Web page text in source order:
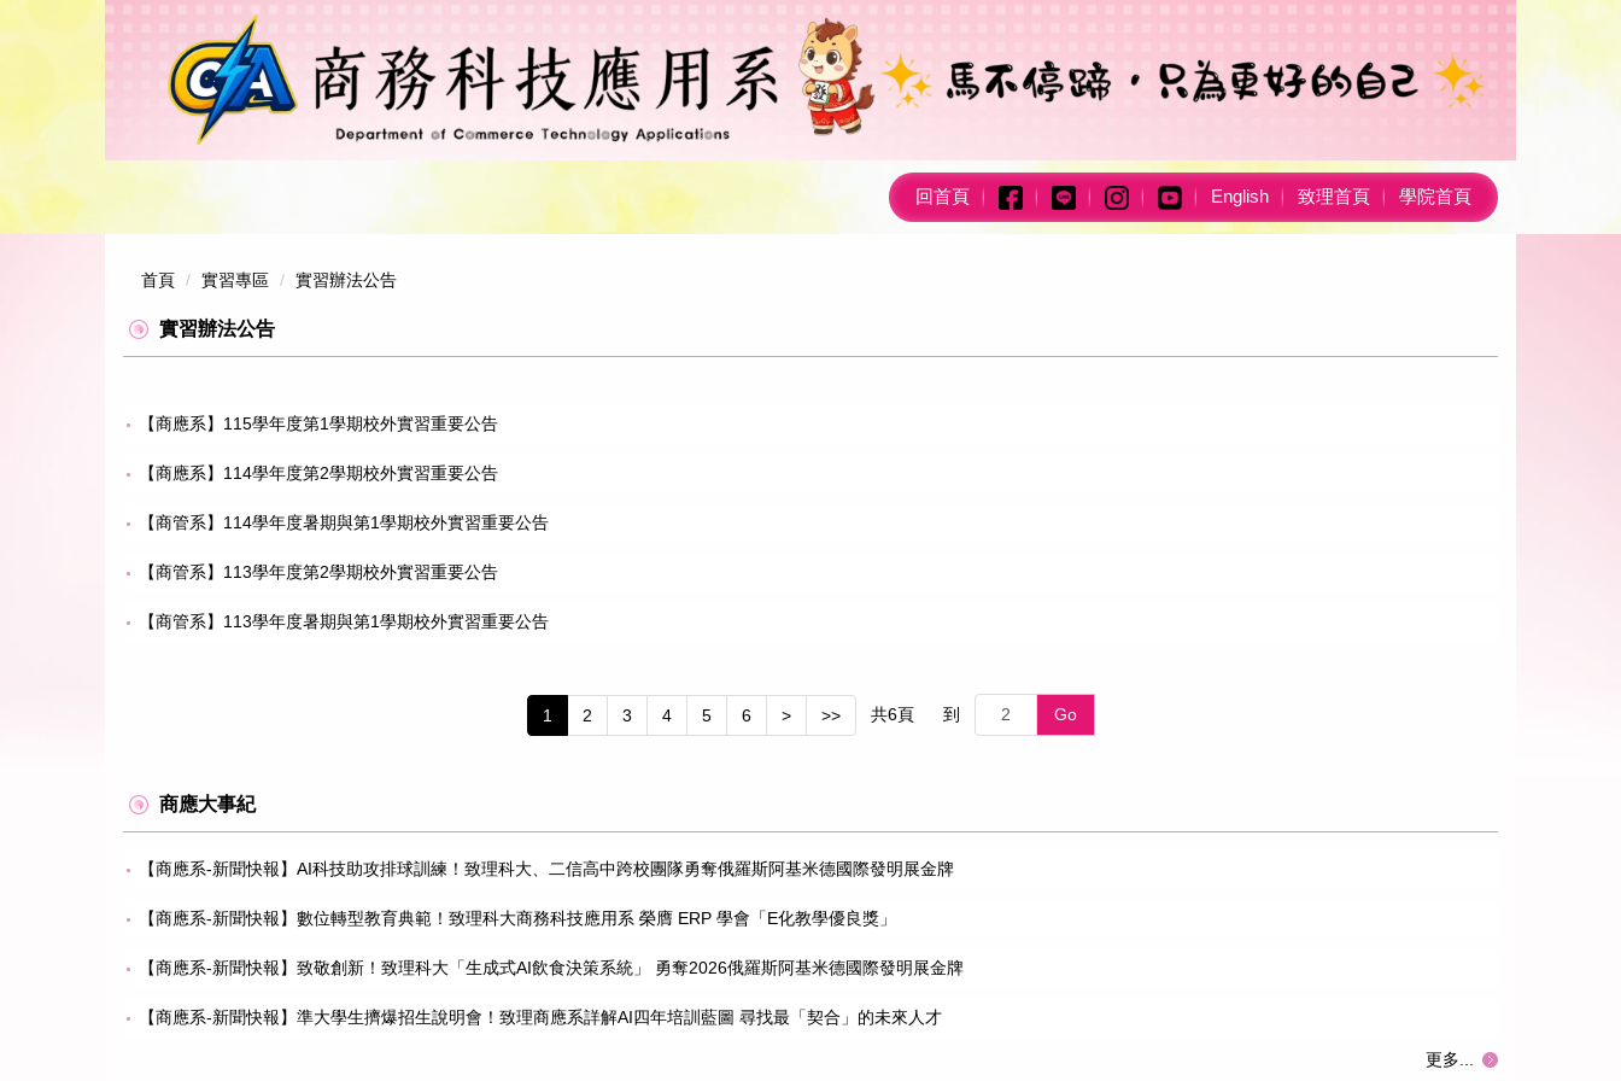
回首頁 English 致理首頁 學院首頁
首頁 實習專區 實習辦法公告
實習辦法公告
【商應系】115學年度第1學期校外實習重要公告
【商應系】114學年度第2學期校外實習重要公告
【商管系】114學年度暑期與第1學期校外實習重要公告
【商管系】113學年度第2學期校外實習重要公告
【商管系】113學年度暑期與第1學期校外實習重要公告
1 2 3 4 5 6 > >> 共6頁 到 Go
商應大事紀
【商應系-新聞快報】AI科技助攻排球訓練！致理科大、二信高中跨校團隊勇奪俄羅斯阿基米德國際發明展金牌
【商應系-新聞快報】數位轉型教育典範！致理科大商務科技應用系 榮膺 ERP 學會「E化教學優良獎」
【商應系-新聞快報】致敬創新！致理科大「生成式AI飲食決策系統」 勇奪2026俄羅斯阿基米德國際發明展金牌
【商應系-新聞快報】準大學生擠爆招生說明會！致理商應系詳解AI四年培訓藍圖 尋找最「契合」的未來人才
更多...